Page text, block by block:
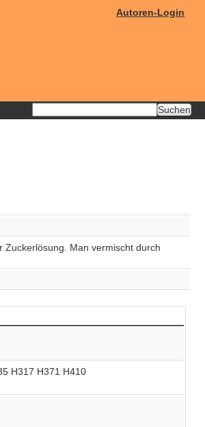
Autoren-Login
Zuckerlösung. Man vermischt durch
H317 H371 H410